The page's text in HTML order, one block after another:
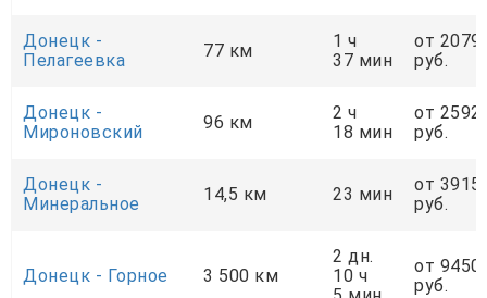
Донецк -
Пелагеевка
77 км
1 ч
37 мин
от 2079
руб.
Донецк -
Мироновский
96 км
2 ч
18 мин
от 2592
руб.
Донецк -
Минеральное
14,5 км 23 мин
от 3915
руб.
Донецк - Горное 3 500 км
2 дн.
10 ч
от
руб.